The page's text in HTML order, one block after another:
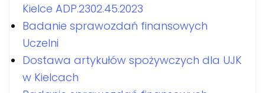
Kielce ADP.2302.45.2023
Badanie sprawozdań finansowych
Uczelni
Dostawa artykułów spożywczych dla UJK
w Kielcach